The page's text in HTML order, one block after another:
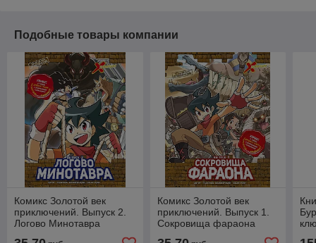
Подобные товары компании
Комикс Золотой век
приключений. Выпуск 2.
Логово Минотавра
Комикс Золотой век
приключений. Выпуск 1.
Сокровища фараона